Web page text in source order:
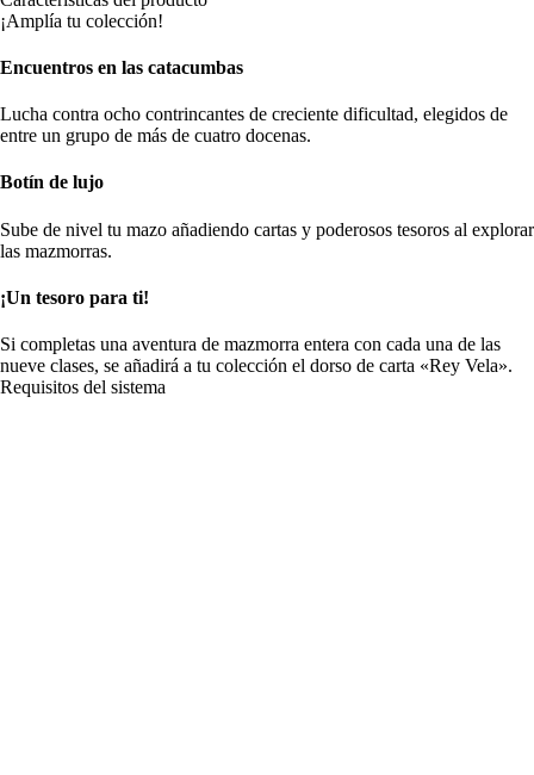
¡Amplía tu colección!
Encuentros en las catacumbas
Lucha contra ocho contrincantes de creciente dificultad, elegidos de
entre un grupo de más de cuatro docenas.
Botín de lujo
Sube de nivel tu mazo añadiendo cartas y poderosos tesoros al explorar
las mazmorras.
¡Un tesoro para ti!
Si completas una aventura de mazmorra entera con cada una de las
nueve clases, se añadirá a tu colección el dorso de carta «Rey Vela».
Requisitos del sistema